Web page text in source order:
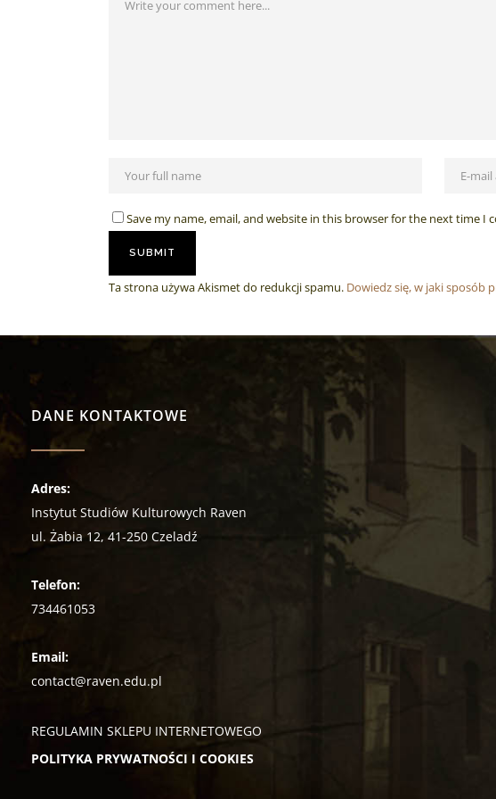
Save my name, email, and website in this browser for the next time I
Ta strona używa Akismet do redukcji spamu. Dowiedz się, w jaki sposób
DANE KONTAKTOWE
Adres:
Instytut Studiów Kulturowych Raven
ul. Żabia 12, 41-250 Czeladź
Telefon:
734461053
Email:
contact@raven.edu.pl
REGULAMIN SKLEPU INTERNETOWEGO
POLITYKA PRYWATNOŚCI I COOKIES